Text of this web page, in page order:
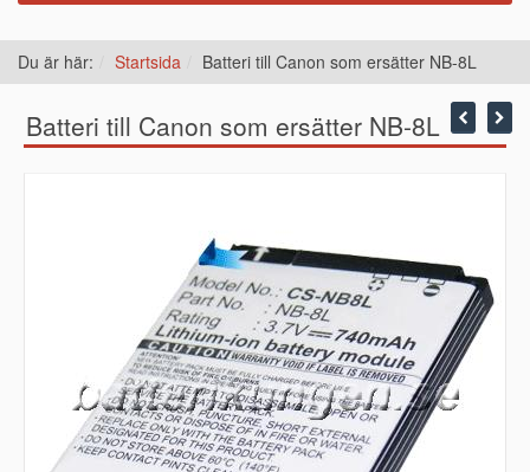
Du är här: Startsida Batteri till Canon som ersätter NB-8L
Batteri till Canon som ersätter NB-8L